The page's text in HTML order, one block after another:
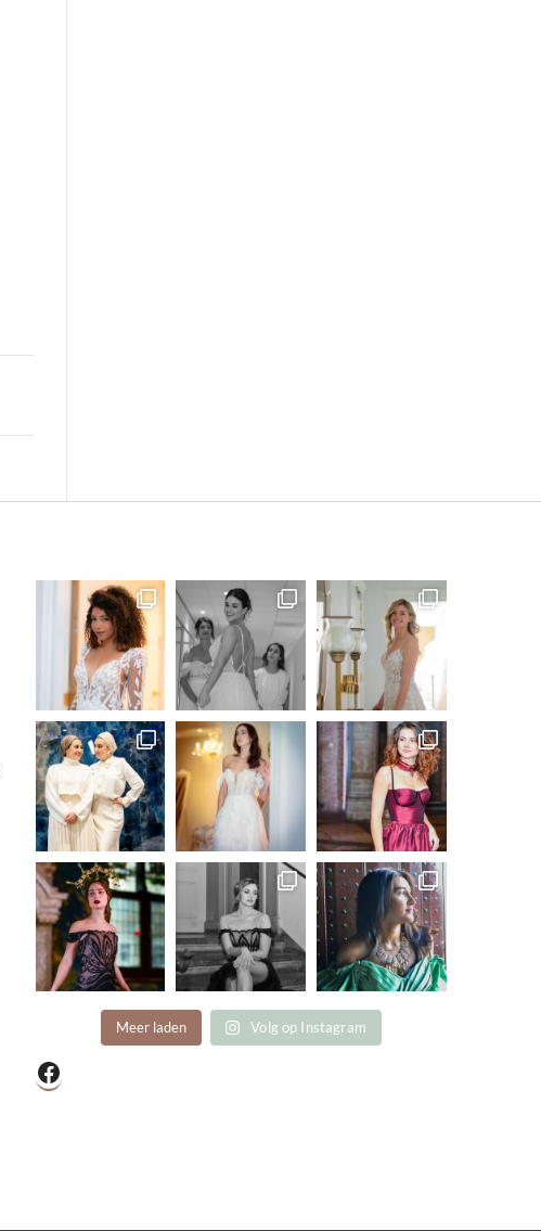
Meer laden Volg op Instagram
Facebook